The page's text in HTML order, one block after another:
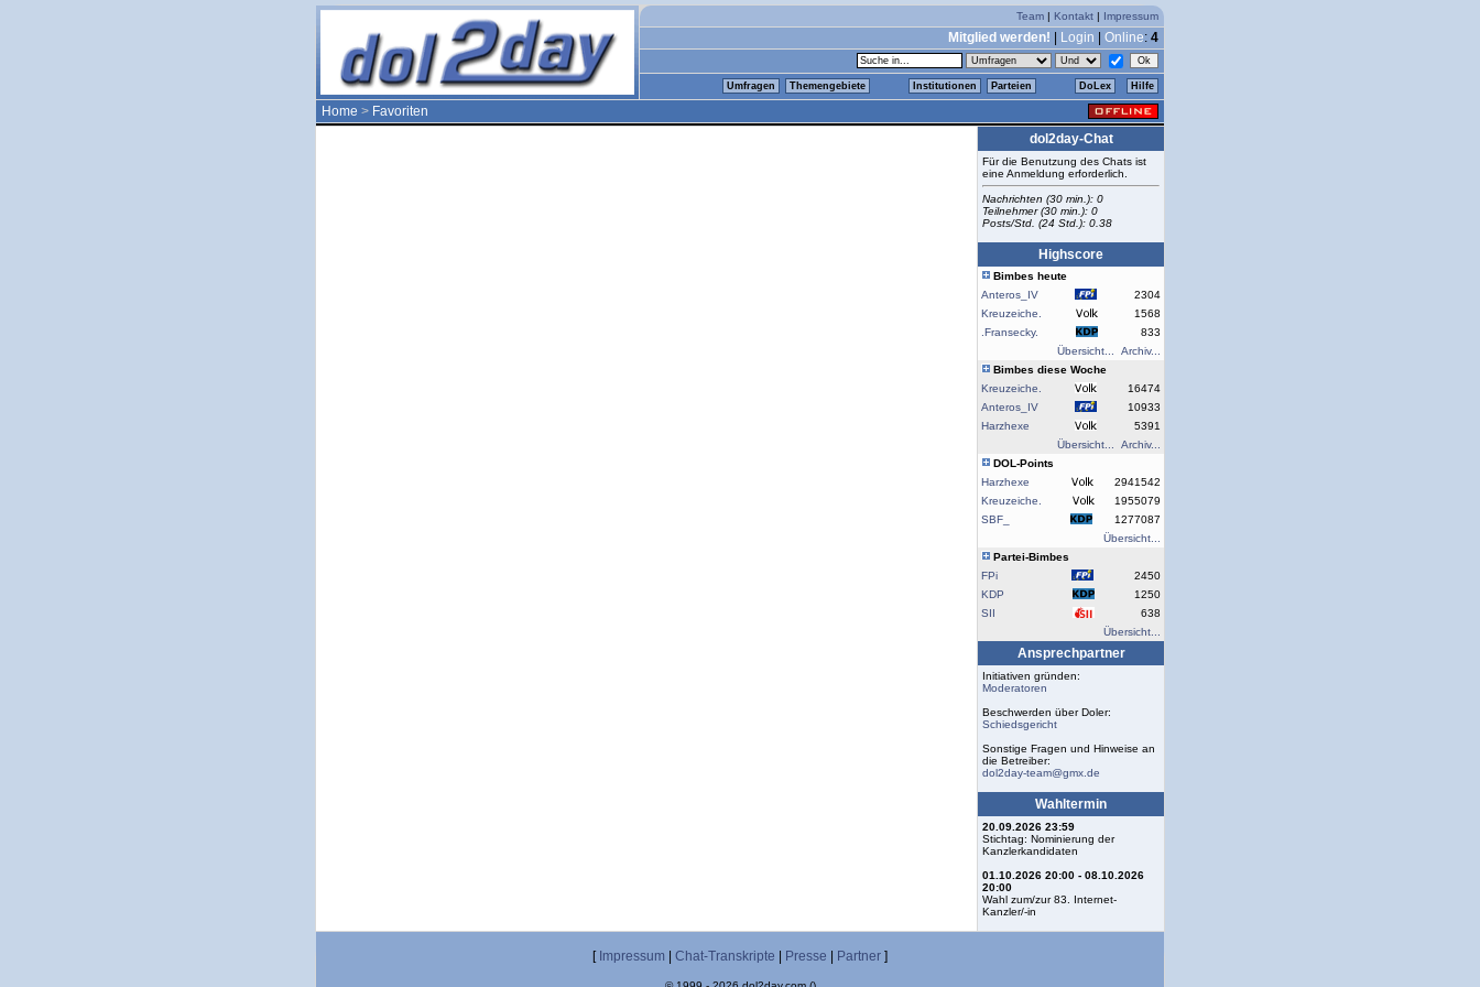
Team | Kontakt | Impressum
Mitglied werden! Login Online: 4
Umfragen Themengebiete Institutionen Parteien DoLex Hilfe
Home > Favoriten
dol2day-Chat
Für die Benutzung des Chats ist
eine Anmeldung erforderlich.
Nachrichten (30 min.): 0
Teilnehmer (30 min.): 0
Posts/Std. (24 Std.): 0.38
Highscore
Bimbes heute
Anteros_IV
2304
Kreuzeiche.
1568
.Fransecky.
833
Übersicht...
Archiv...
Bimbes diese Woche
Kreuzeiche.
16474
Anteros_IV
10933
Harzhexe
5391
Übersicht...
Archiv...
DOL-Points
Harzhexe
2941542
Kreuzeiche.
1955079
SBF_
1277087
Übersicht...
Partei-Bimbes
FPi
2450
KDP
1250
SII
638
Übersicht...
Ansprechpartner
Initiativen gründen:
Moderatoren
Beschwerden über Doler:
Schiedsgericht
Sonstige Fragen und Hinweise an
die Betreiber:
dol2day-team@gmx.de
Wahltermin
20.09.2026 23:59
Stichtag: Nominierung der
Kanzlerkandidaten
01.10.2026 20:00 - 08.10.2026
20:00
Wahl zum/zur 83. Internet-
Kanzler/-in
[ Impressum Chat-Transkripte Presse Partner ]